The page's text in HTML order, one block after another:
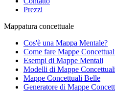
Prezzi
Mappatura concettuale
Cos'è una Mappa Mentale?
Come fare Mappe
Esempi di Mappe Mentali
Modelli di Mappe
Mappe Concettuali Belle
Generatore di Mappe